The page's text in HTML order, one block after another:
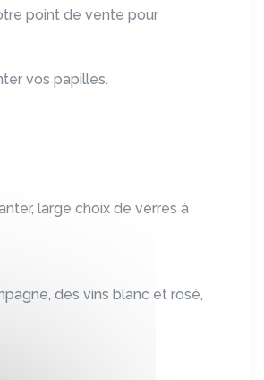
point de vente pour
vos papilles.
large choix de verres à
des vins blanc et rosé,